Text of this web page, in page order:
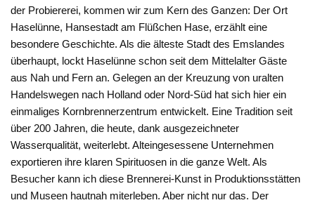
der Probiererei, kommen wir zum Kern des Ganzen: Der Ort
Haselünne, Hansestadt am Flüßchen Hase, erzählt eine
besondere Geschichte. Als die älteste Stadt des Emslandes
überhaupt, lockt Haselünne schon seit dem Mittelalter Gäste
aus Nah und Fern an. Gelegen an der Kreuzung von uralten
Handelswegen nach Holland oder Nord-Süd hat sich hier ein
einmaliges Kornbrennerzentrum entwickelt. Eine Tradition seit
über 200 Jahren, die heute, dank ausgezeichneter
Wasserqualität, weiterlebt. Alteingesessene Unternehmen
exportieren ihre klaren Spirituosen in die ganze Welt. Als
Besucher kann ich diese Brennerei-Kunst in Produktionsstätten
und Museen hautnah miterleben. Aber nicht nur das. Der